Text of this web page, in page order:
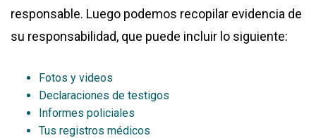
responsable. Luego podemos recopilar evidencia de
su responsabilidad, que puede incluir lo siguiente:
Fotos y videos
Declaraciones de testigos
Informes policiales
Tus registros médicos